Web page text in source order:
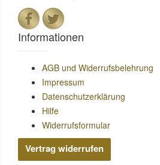
Informationen
AGB und Widerrufsbelehrung
Impressum
Datenschutzerklärung
Hilfe
Widerrufsformular
Vertrag widerrufen